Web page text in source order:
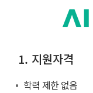
1. 지원자격
학력 제한 없음